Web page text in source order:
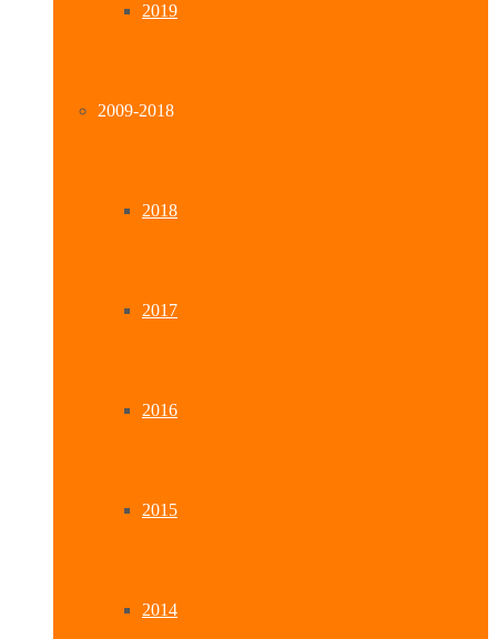
2019
2009-2018
2018
2017
2016
2015
2014